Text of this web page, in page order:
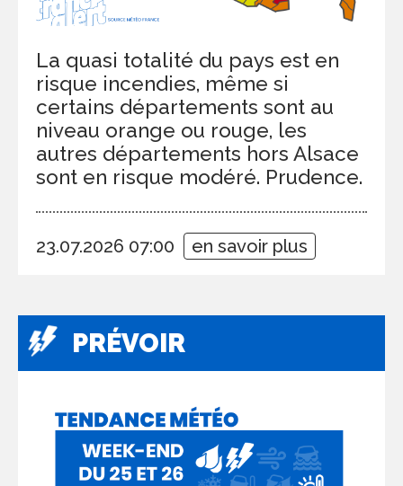
La quasi totalité du pays est en
risque incendies, même si
certains départements sont au
niveau orange ou rouge, les
autres départements hors Alsace
sont en risque modéré. Prudence.
23.07.2026 07:00 en savoir plus
PRÉVOIR